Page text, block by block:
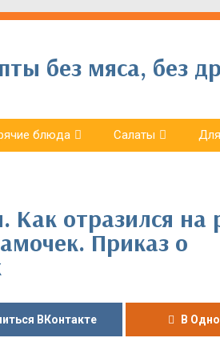
без мяса, без
блюда Салаты
отразился на
Приказ о
ВКонтакте В